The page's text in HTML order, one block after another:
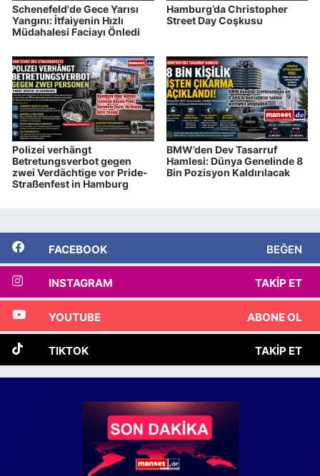
Schenefeld'de Gece Yarısı
Yangını: İtfaiyenin Hızlı
Müdahalesi Faciayı Önledi
Hamburg’da Christopher
Street Day Coşkusu
Polizei verhängt
Betretungsverbot gegen
zwei Verdächtige vor Pride-
Straßenfest in Hamburg
BMW’den Dev Tasarruf
Hamlesi: Dünya Genelinde 8
Bin Pozisyon Kaldırılacak
FACEBOOK BEĞEN
INSTAGRAM TAKIP ET
YOUTUBE ABONE OL
TIKTOK TAKIP ET